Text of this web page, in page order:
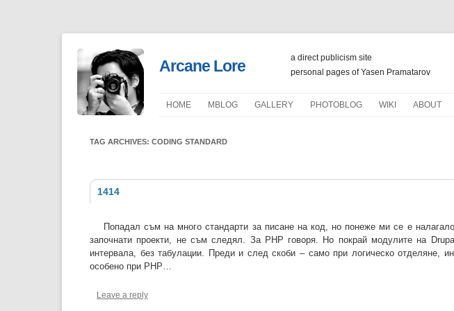
Arcane Lore
a direct publicism site
personal pages of Yasen Pramatarov
HOME ΜBLOG GALLERY PHOTOBLOG WIKI ABOUT
TAG ARCHIVES: CODING STANDARD
1414
Попадал съм на много стандарти за писане на код, но понеже ми се е
започнати проекти, не съм следял. За PHP говоря. Но покрай модулите на
интервала, без табулации. Преди и след скоби – само при логическо отделяне,
особено при PHP…
Leave a reply